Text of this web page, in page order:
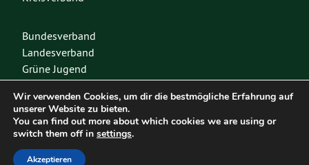
Bundesverband
Landesverband
Grüne Jugend
Spenden
Mitglied werden
Diese Seite nutzt das freie Wordpress-Theme
Wir verwenden Cookies, um dir die bestmögliche Erfahrung auf
unserer Website zu bieten.
You can find out more about which cookies we are using or
switch them off in settings.
Akzeptieren